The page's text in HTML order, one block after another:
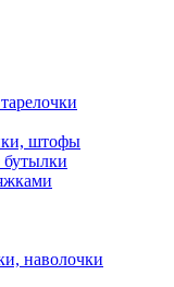
штофы
наволочки